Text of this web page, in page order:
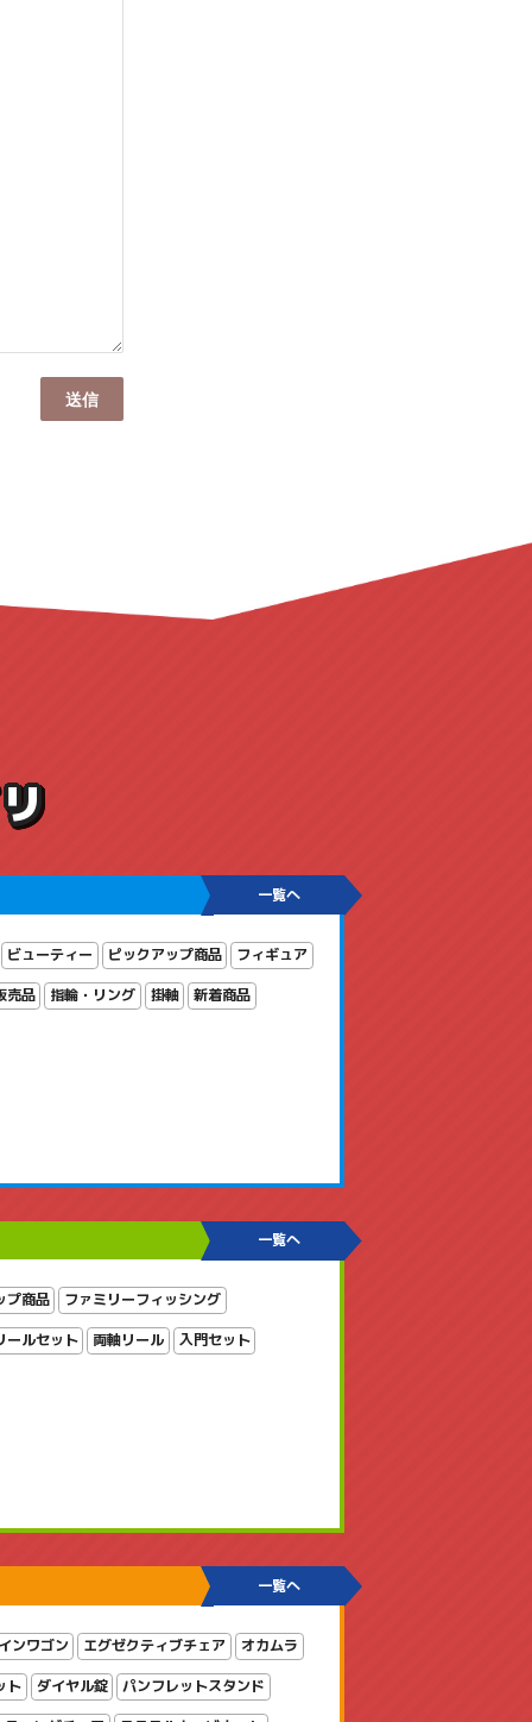
一覧へ
ビューティー ピックアップ商品 フィギュア
売品 指輪・リング 掛軸 新着商品
一覧へ
プ商品 ファミリーフィッシング
ールセット 両軸リール 入門セット
一覧へ
ンワゴン エグゼクティブチェア オカムラ
ト ダイヤル錠 パンフレットスタンド